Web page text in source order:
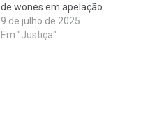
de wones em apelação
9 de julho de 2025
Em "Justiça"